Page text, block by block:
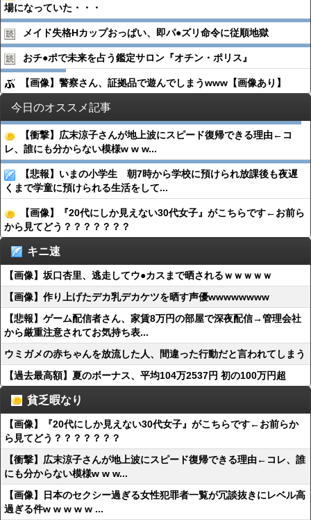
場になっていた・・・
メイド失格Hカップおっぱい、即パ●︎ズリ命令に従順地獄
おチ●︎ポで未来を占う鑑定サロン『オチン・ポリス』
【画像】警察さん、証拠品で遊んでしまうwww【画像あり】
今日のオススメ記事
【衝撃】広末涼子さんが地上波にスピード復帰できる理由←コ
レ、誰にも分からない模様w w w...
【悲報】いまの小学生 朝7時から学校に預けられ放課後も夜遅
くまで学童に預けられる生活をして...
【画像】『20代にしか見えない30代女子』がこちらです←お前ら
から見てどう？？？？？？？
キニ速
【画像】坂口杏里、逃走してウ●カスまで晒されるｗｗｗｗｗ
【画像】作り上げたデカ乳デカケツを晒す声優wwwwwwww
【悲報】ゲーム配信者さん、家賃8万円の部屋で深夜配信→管理会社
から厳重注意されてお気持ち表...
ウミガメの赤ちゃんを放流した人、間違った行動だと言われてしまう
【過去最高額】夏のボーナス、平均104万2537円 初の100万円超
貧乏暇なり
【画像】『20代にしか見えない30代女子』がこちらです←お前らか
ら見てどう？？？？？？？
【衝撃】広末涼子さんが地上波にスピード復帰できる理由←コレ、誰
にも分からない模様w w w...
【画像】日本のセクシー過ぎる女性犯罪者一覧が冗談抜きにレベル高
過ぎる件w w w w w ...